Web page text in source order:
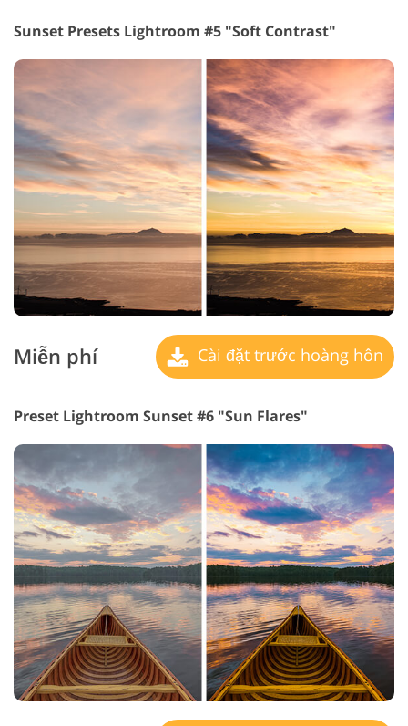
Sunset Presets Lightroom #5 "Soft Contrast"
Miễn phí Cài đặt trước hoàng hôn
Preset Lightroom Sunset #6 "Sun Flares"